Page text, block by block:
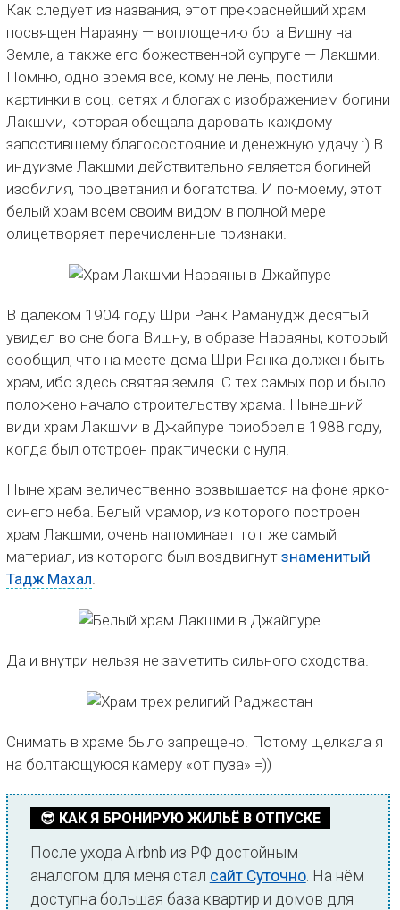
Как следует из названия, этот прекраснейший храм
посвящен Нараяну — воплощению бога Вишну на
Земле, а также его божественной супруге — Лакшми.
Помню, одно время все, кому не лень, постили
картинки в соц. сетях и блогах с изображением богини
Лакшми, которая обещала даровать каждому
запостившему благосостояние и денежную удачу :) В
индуизме Лакшми действительно является богиней
изобилия, процветания и богатства. И по-моему, этот
белый храм всем своим видом в полной мере
олицетворяет перечисленные признаки.
В далеком 1904 году Шри Ранк Раманудж десятый
увидел во сне бога Вишну, в образе Нараяны, который
сообщил, что на месте дома Шри Ранка должен быть
храм, ибо здесь святая земля. С тех самых пор и было
положено начало строительству храма. Нынешний
види храм Лакшми в Джайпуре приобрел в 1988 году,
когда был отстроен практически с нуля.
Ныне храм величественно возвышается на фоне ярко-
синего неба. Белый мрамор, из которого построен
храм Лакшми, очень напоминает тот же самый
материал, из которого был воздвигнут знаменитый
Тадж Махал
Да и внутри нельзя не заметить сильного сходства.
Снимать в храме было запрещено. Потому щелкала я
на болтающуюся камеру «от пуза» =))
😎 КАК Я БРОНИРУЮ ЖИЛЬЁ В ОТПУСКЕ
После ухода Airbnb из РФ достойным
аналогом для меня стал сайт Суточно. На нём
доступна большая база квартир и домов для